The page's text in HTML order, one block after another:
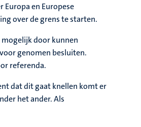
en Europese
over de grens te starten.
mogelijk door kunnen
genomen besluiten.
referenda.
dat dit gaat knellen komt er
het ander. Als